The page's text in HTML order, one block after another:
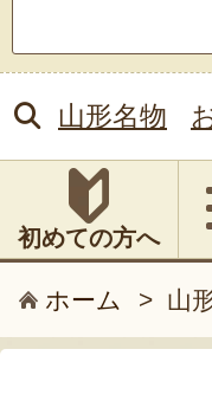
索:
山形名物
初めての方へ
ホーム > 山